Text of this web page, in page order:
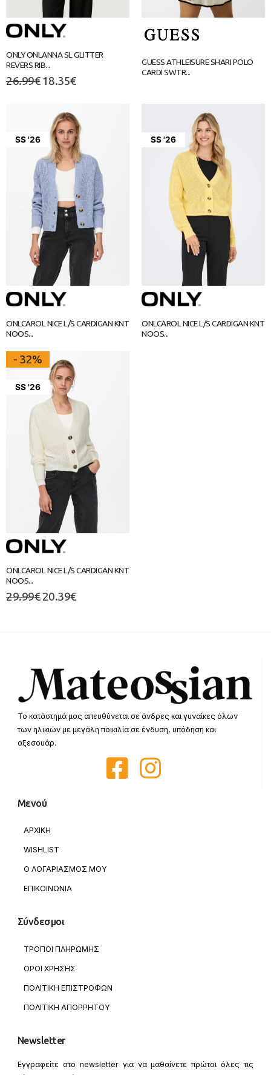
ONLY ONLANNA SL GLITTER
REVERS RIB...
26.99€ 18.35€
GUESS ATHLEISURE SHARI POLO
CARDI SWTR...
SS '26
ONLCAROL NICE L/S CARDIGAN KNT
NOOS...
SS '26
ONLCAROL NICE L/S CARDIGAN KNT
NOOS...
SS '26
- 32%
ONLCAROL NICE L/S CARDIGAN KNT
NOOS...
29.99€ 20.39€
Το κατάστημά μας απευθύνεται σε άνδρες και γυναίκες όλων
των ηλικιών με μεγάλη ποικιλία σε ένδυση, υπόδηση και
αξεσουάρ.
Μενού
ΑΡΧΙΚΗ
WISHLIST
Ο ΛΟΓΑΡΙΑΣΜΟΣ ΜΟΥ
ΕΠΙΚΟΙΝΩΝΙΑ
Σύνδεσμοι
ΤΡΟΠΟΙ ΠΛΗΡΩΜΗΣ
ΟΡΟΙ ΧΡΗΣΗΣ
ΠΟΛΙΤΙΚΗ ΕΠΙΣΤΡΟΦΩΝ
ΠΟΛΙΤΙΚΗ ΑΠΟΡΡΗΤΟΥ
Newsletter
Εγγραφείτε στο newsletter για να μαθαίνετε πρώτοι όλες τις